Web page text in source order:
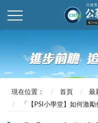
現在位置： 首頁
最
「【PSI小學堂】如何激